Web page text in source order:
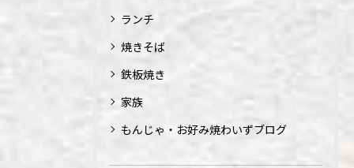
ランチ
焼きそば
鉄板焼き
家族
もんじゃ・お好み焼わいずブログ